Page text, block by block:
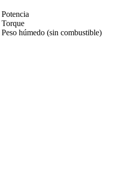
Potencia
Torque
Peso húmedo (sin combustible)